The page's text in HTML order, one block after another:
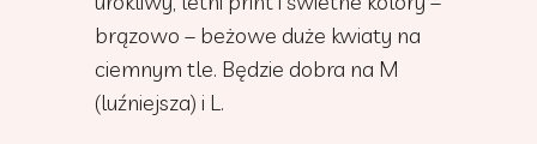
brązowo – beżowe duże kwiaty na
ciemnym tle. Będzie dobra na M
(luźniejsza) i L.